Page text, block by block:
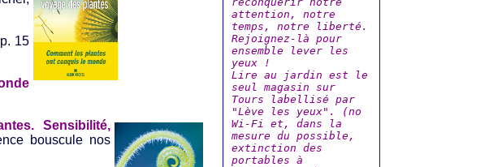
attention, notre
temps, notre liberté.
Rejoignez-là pour
ensemble lever les
yeux !
Lire au jardin est le
seul magasin sur
Tours labellisé par
"Lève les yeux". (no
Wi-Fi et, dans la
mesure du possible,
extinction des
portables à
15
Sensibilité,
bouscule nos